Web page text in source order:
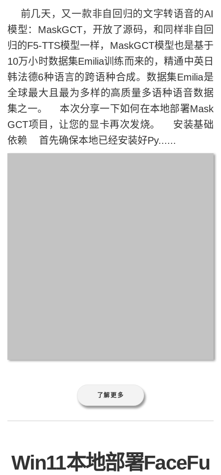
前几天，又一款非自回归的文字转语音的AI
模型：MaskGCT，开放了源码，和同样非自回
归的F5-TTS模型一样，MaskGCT模型也是基于
10万小时数据集Emilia训练而来的，精通中英日
韩法德6种语言的跨语种合成。数据集Emilia是
全球最大且最为多样的高质量多语种语音数据
集之一。 本次分享一下如何在本地部署Mask
GCT项目，让您的显卡再次发烧。 安装基础
依赖 首先确保本地已经安装好Py......
了解更多
Win11本地部署FaceFu